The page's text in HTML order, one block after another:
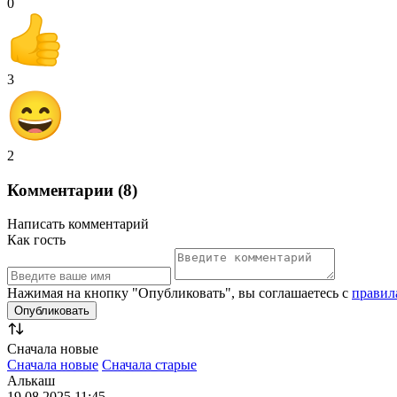
3
2
Комментарии (8)
Написать комментарий
Как гость
Нажимая на кнопку "Опубликовать", вы соглашаетесь с
Сначала новые
Сначала новые Сначала старые
Алькаш